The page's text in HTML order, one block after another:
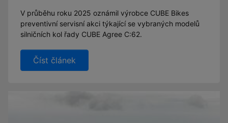
V průběhu roku 2025 oznámil výrobce CUBE Bikes
preventivní servisní akci týkající se vybraných modelů
silničních kol řady CUBE Agree C:62.
Číst článek